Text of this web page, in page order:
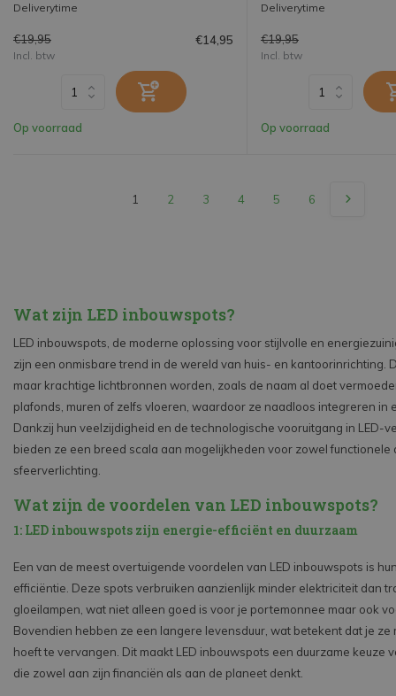
Deliverytime
€19,95 €14,95
Incl. btw
Op voorraad
Deliverytime
€19,95
Incl. btw
Op voorraad
1 2 3 4 5 6
Wat zijn LED inbouwspots?
LED inbouwspots, de moderne oplossing voor stijlvolle en
zijn een onmisbare trend in de wereld van huis- en kantoorinrichting.
maar krachtige lichtbronnen worden, zoals de naam al doet
plafonds, muren of zelfs vloeren, waardoor ze naadloos integreren in
Dankzij hun veelzijdigheid en de technologische vooruitgang in LED-
bieden ze een breed scala aan mogelijkheden voor zowel functionele
sfeerverlichting.
Wat zijn de voordelen van LED inbouwspots?
1: LED inbouwspots zijn energie-efficiënt en duurzaam
Een van de meest overtuigende voordelen van LED inbouwspots is
efficiëntie. Deze spots verbruiken aanzienlijk minder elektriciteit dan
gloeilampen, wat niet alleen goed is voor je portemonnee maar ook
Bovendien hebben ze een langere levensduur, wat betekent dat je ze
hoeft te vervangen. Dit maakt LED inbouwspots een duurzame keuze
die zowel aan zijn financiën als aan de planeet denkt.